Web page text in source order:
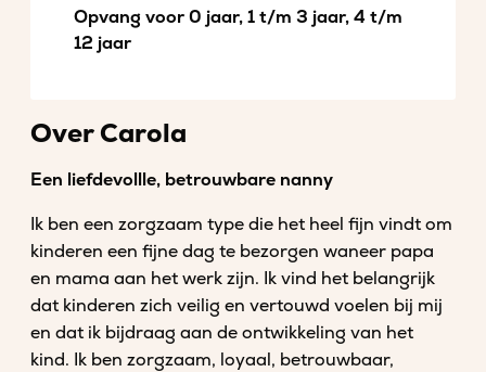
Opvang voor 0 jaar, 1 t/m 3 jaar, 4 t/m
12 jaar
Over Carola
Een liefdevollle, betrouwbare nanny
Ik ben een zorgzaam type die het heel fijn vindt om
kinderen een fijne dag te bezorgen waneer papa
en mama aan het werk zijn. Ik vind het belangrijk
dat kinderen zich veilig en vertouwd voelen bij mij
en dat ik bijdraag aan de ontwikkeling van het
kind. Ik ben zorgzaam, loyaal, betrouwbaar,